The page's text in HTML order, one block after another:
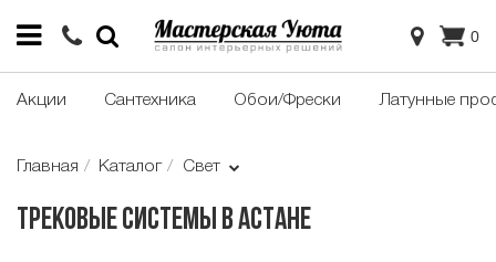
0
Акции Сантехника Обои/Фрески Латунные
Главная Каталог Свет
Трековые системы в Астане